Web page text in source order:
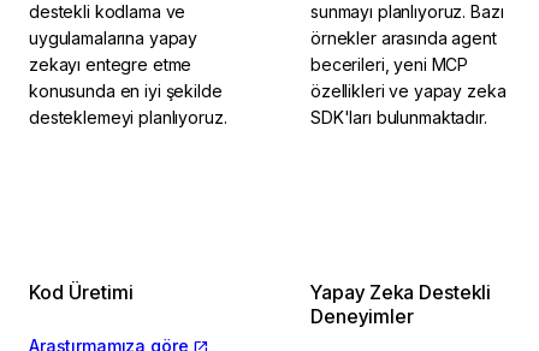
destekli kodlama ve
uygulamalarına yapay
zekayı entegre etme
konusunda en iyi şekilde
desteklemeyi planlıyoruz.
sunmayı planlıyoruz. Bazı
örnekler arasında agent
becerileri, yeni MCP
özellikleri ve yapay zeka
SDK'ları bulunmaktadır.
Kod Üretimi
Araştırmamıza göre
Yapay Zeka Destekli
Deneyimler